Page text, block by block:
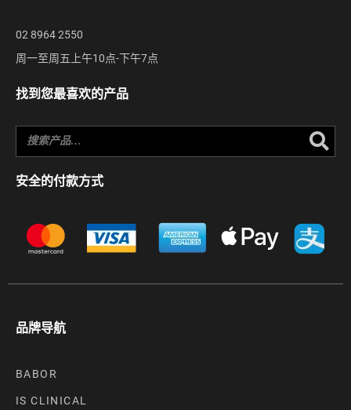
02 8964 2550
周一至周五上午10点-下午7点
找到您最喜欢的产品
安全的付款方式
品牌导航
BABOR
IS CLINICAL